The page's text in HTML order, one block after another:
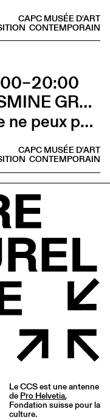
CAPC MUSÉE D'ART
CONTEMPORAIN
JASMINE GREGORY
Si je ne peux pas l’avoir, toi non plus (Talk avec Jasmine Gregory et Marion Vasseur Raluy)
CAPC MUSÉE D'ART
CONTEMPORAIN
Le CCS est une antenne
de Pro Helvetia,
Fondation suisse pour la
culture.